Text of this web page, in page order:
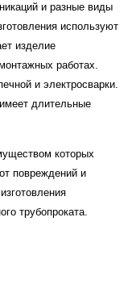
и разные виды
используют
изделие
работах.
и электросварки.
длительные
которых
повреждений и
трубопроката.